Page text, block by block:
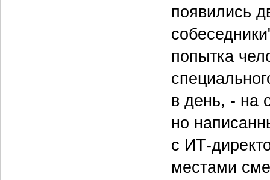
появились
попытка
в день, - на
но
с ИТ-
местами